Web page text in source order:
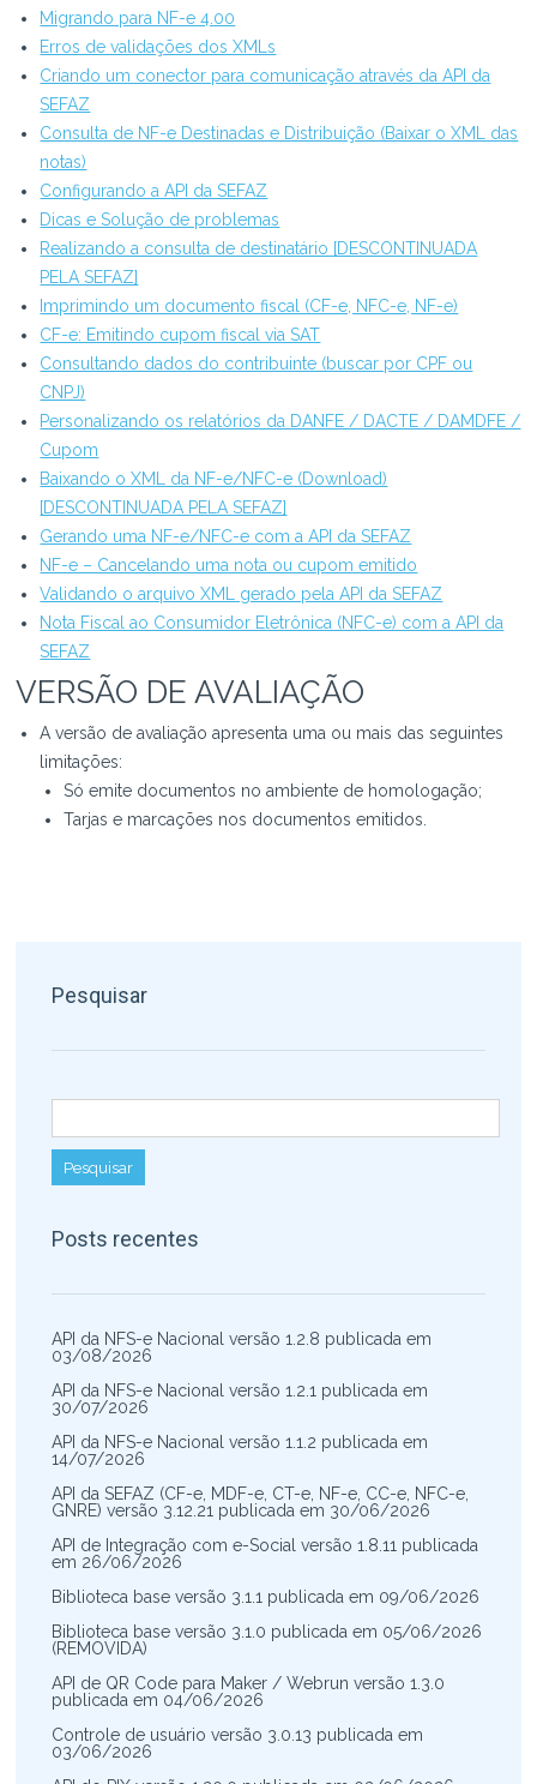
Migrando para NF-e 4.00
Erros de validações dos XMLs
Criando um conector para comunicação através da API da
SEFAZ
Consulta de NF-e Destinadas e Distribuição (Baixar o XML das
notas)
Configurando a API da SEFAZ
Dicas e Solução de problemas
Realizando a consulta de destinatário [DESCONTINUADA
PELA SEFAZ]
Imprimindo um documento fiscal (CF-e, NFC-e, NF-e)
CF-e: Emitindo cupom fiscal via SAT
Consultando dados do contribuinte (buscar por CPF ou
CNPJ)
Personalizando os relatórios da DANFE / DACTE / DAMDFE /
Cupom
Baixando o XML da NF-e/NFC-e (Download)
[DESCONTINUADA PELA SEFAZ]
Gerando uma NF-e/NFC-e com a API da SEFAZ
NF-e – Cancelando uma nota ou cupom emitido
Validando o arquivo XML gerado pela API da SEFAZ
Nota Fiscal ao Consumidor Eletrônica (NFC-e) com a API da
SEFAZ
VERSÃO DE AVALIAÇÃO
A versão de avaliação apresenta uma ou mais das seguintes
limitações:
Só emite documentos no ambiente de homologação;
Tarjas e marcações nos documentos emitidos.
Pesquisar
Posts recentes
API da NFS-e Nacional versão 1.2.8 publicada em
03/08/2026
API da NFS-e Nacional versão 1.2.1 publicada em
30/07/2026
API da NFS-e Nacional versão 1.1.2 publicada em
14/07/2026
API da SEFAZ (CF-e, MDF-e, CT-e, NF-e, CC-e, NFC-e,
GNRE) versão 3.12.21 publicada em 30/06/2026
API de Integração com e-Social versão 1.8.11 publicada
em 26/06/2026
Biblioteca base versão 3.1.1 publicada em 09/06/2026
Biblioteca base versão 3.1.0 publicada em 05/06/2026
(REMOVIDA)
API de QR Code para Maker / Webrun versão 1.3.0
publicada em 04/06/2026
Controle de usuário versão 3.0.13 publicada em
03/06/2026